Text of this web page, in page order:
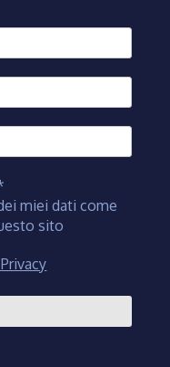
miei dati come
sito